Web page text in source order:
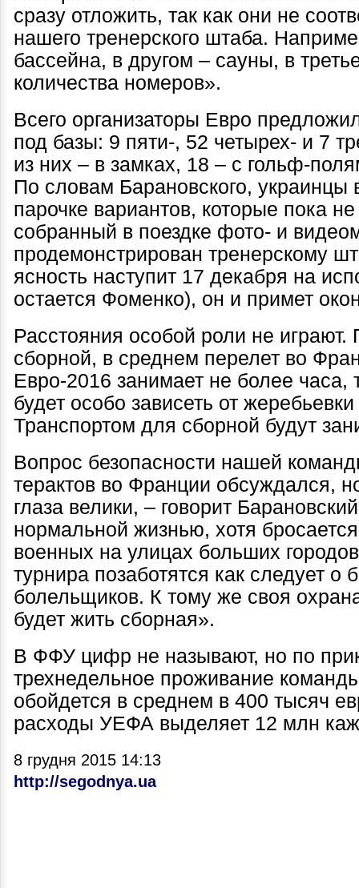
сразу отложить, так как они не
нашего тренерского штаба.
бассейна, в другом – сауны, в
количества номеров».
Всего организаторы Евро
под базы: 9 пяти-, 52 четырех- и 7
из них – в замках, 18 – с гольф-
По словам Барановского, украинцы
парочке вариантов, которые пока
собранный в поездке фото- и
продемонстрирован тренерскому
ясность наступит 17 декабря на
остается Фоменко), он и примет
Расстояния особой роли не
сборной, в среднем перелет во
Евро-2016 занимает не более часа,
будет особо зависеть от
Транспортом для сборной будут
Вопрос безопасности нашей
терактов во Франции обсуждался,
глаза велики, – говорит
нормальной жизнью, хотя бросается
военных на улицах больших
турнира позаботятся как следует о
болельщиков. К тому же своя
будет жить сборная».
В ФФУ цифр не называют, но по
трехнедельное проживание
обойдется в среднем в 400 тысяч
расходы УЕФА выделяет 12 млн
8 грудня 2015 14:13
http://segodnya.ua